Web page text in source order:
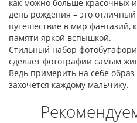
как можно больше красочных
день рождения – это
путешествие в мир фантазий,
памяти яркой вспышкой.
Стильный набор
сделает фотографии самым
Ведь примерить на себе
захочется каждому мальчику.